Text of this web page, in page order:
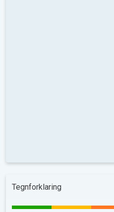
Tegnforklaring